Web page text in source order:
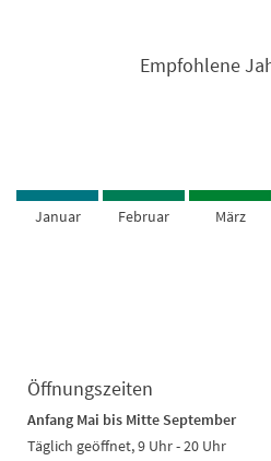
Empfohlene
Januar Februar März
Öffnungszeiten
Anfang Mai bis Mitte September
Täglich geöffnet, 9 Uhr - 20 Uhr